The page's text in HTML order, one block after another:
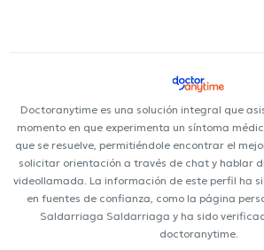
Doctoranytime es una solución integral que
momento en que experimenta un síntoma
que se resuelve, permitiéndole encontrar el
solicitar orientación a través de chat y hablar
videollamada. La información de este perfil ha
en fuentes de confianza, como la página
Saldarriaga Saldarriaga y ha sido
doctoranytime.